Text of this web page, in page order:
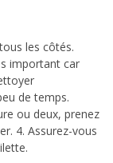
les côtés.
important car
de temps.
ou deux, prenez
4. Assurez-vous